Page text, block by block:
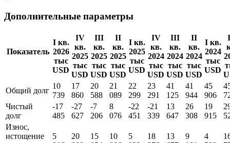
Дополнительные параметры
Показатель
I кв.
2026
тыс
USD
IV
кв.
2025
тыс
USD
III
кв.
2025
тыс
USD
II
кв.
2025
тыс
USD
I кв.
2025
тыс
USD
IV
кв.
2024
тыс
USD
III
кв.
2024
тыс
USD
II
кв.
2024
тыс
USD
I кв.
2024
тыс
USD
Общий долг
10
739
17
860
20
588
21
089
22
299
23
291
41
125
41
944
45
906
Чистый
долг
-17
485
-27
627
-7
206
8
076
-22
451
-21
339
13
647
26
308
19
915
Износ,
истощение
5
20
15
10
5
18
13
9
4